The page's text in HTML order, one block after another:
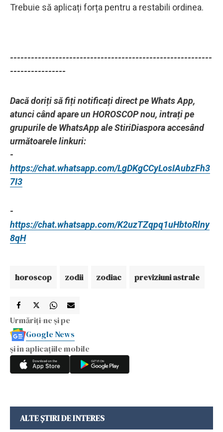
Trebuie să aplicați forța pentru a restabili ordinea.
----------------------------------------------------------
----------------
Dacă doriți să fiți notificați direct pe Whats App,
atunci când apare un HOROSCOP nou, intrați pe
grupurile de WhatsApp ale StiriDiaspora accesând
următoarele linkuri:
-
https://chat.whatsapp.com/LgDKgCCyLosIAubzFh3
7I3
-
https://chat.whatsapp.com/K2uzTZqpq1uHbtoRlny
8qH
horoscop zodii zodiac previziuni astrale
Urmăriți-ne și pe
Google News
și în aplicațiile mobile
ALTE ȘTIRI DE INTERES